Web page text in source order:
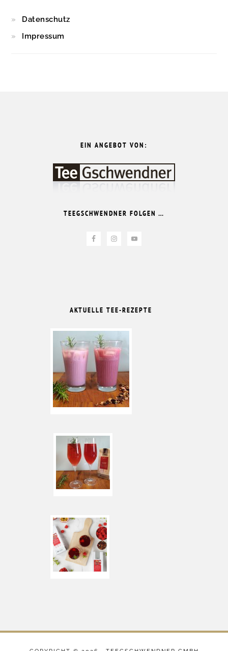
Datenschutz
Impressum
EIN ANGEBOT VON:
TEEGSCHWENDNER FOLGEN …
AKTUELLE TEE-REZEPTE